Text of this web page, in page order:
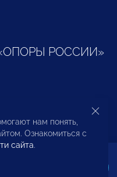
«ОПОРЫ РОССИИ»
и
нам понять,
Ознакомиться с
сайта.